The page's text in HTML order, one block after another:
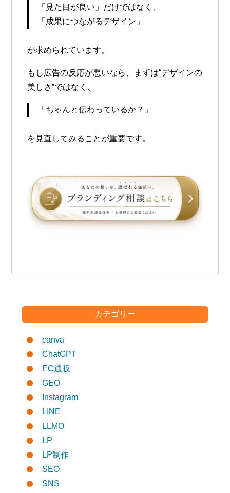
「見た目が良い」だけではなく、
「成果につながるデザイン」
が求められています。
もし広告の反応が悪いなら、まずは“デザインの
美しさ”ではなく、
「ちゃんと伝わっているか？」
を見直してみることが重要です。
カテゴリー
canva
ChatGPT
EC通販
GEO
Instagram
LINE
LLMO
LP
LP制作
SEO
SNS